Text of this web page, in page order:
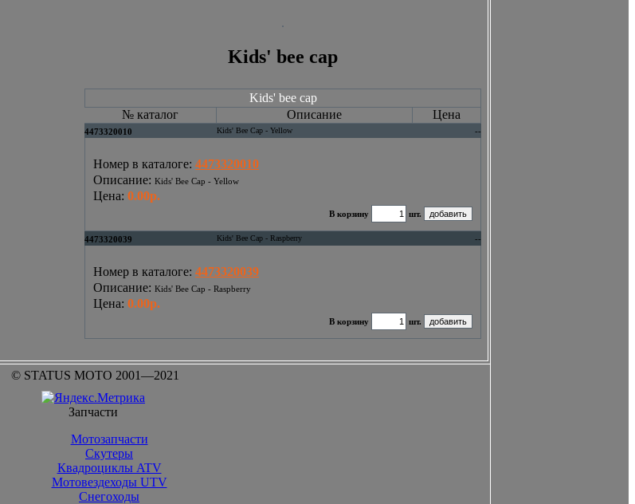
Kids' bee cap
Kids' bee cap
№ каталог
Описание Цена
4473320010 Kids' Bee Cap - Yellow --
Номер в каталоге: 4473320010
Описание: Kids' Bee Cap - Yellow
Цена: 0.00р.
В корзину шт.
4473320039 Kids' Bee Cap - Raspberry --
Номер в каталоге: 4473320039
Описание: Kids' Bee Cap - Raspberry
Цена: 0.00р.
В корзину шт.
© STATUS MOTO 2001—2021
Запчасти
Мотозапчасти
Скутеры
Квадроциклы ATV
Мотовездеходы UTV
Снегоходы